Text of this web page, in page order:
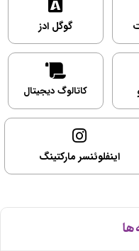
گوگل ادز
کاتالوگ دیجیتال
اینفلوئنسر مارکتینگ
ها